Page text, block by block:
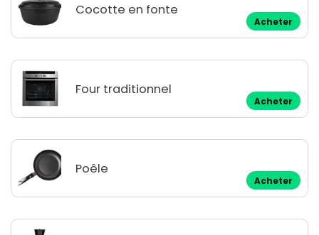
Cocotte en fonte
Acheter
Four traditionnel
Acheter
Poêle
Acheter